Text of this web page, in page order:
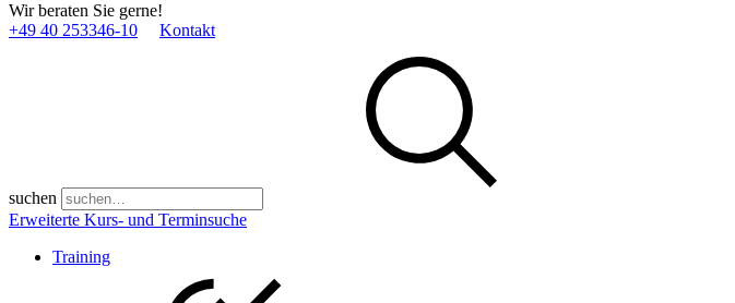
Wir beraten Sie gerne!
+49 40 253346­-10
Kontakt
suchen
Erweiterte Kurs- und Terminsuche
Training